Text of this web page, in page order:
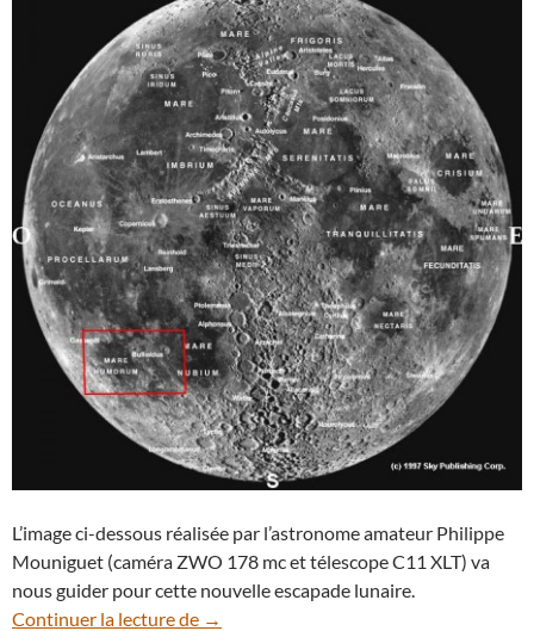
L’image ci-dessous réalisée par l’astronome amateur Philippe
Mouniguet (caméra ZWO 178 mc et télescope C11 XLT) va
nous guider pour cette nouvelle escapade lunaire.
Continuer la lecture de
Paysages lunaires à explorer (8) : la mer
→